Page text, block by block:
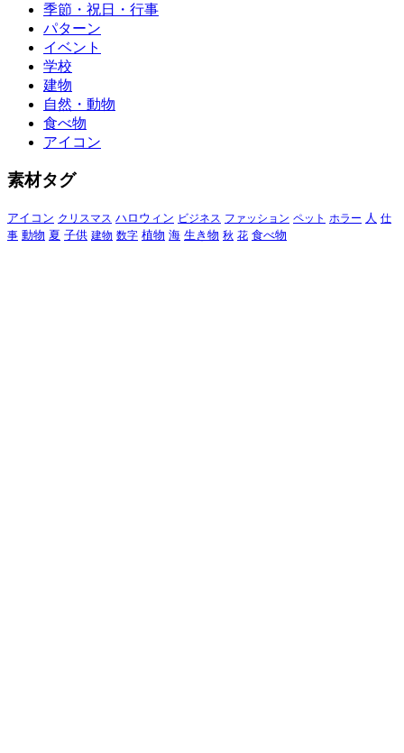
季節・祝日・行事
パターン
イベント
学校
建物
自然・動物
食べ物
アイコン
素材タグ
アイコン クリスマス ハロウィン ビジネス ファッション ペット ホラー 人 仕
事 動物 夏 子供 建物 数字 植物 海 生き物 秋 花 食べ物